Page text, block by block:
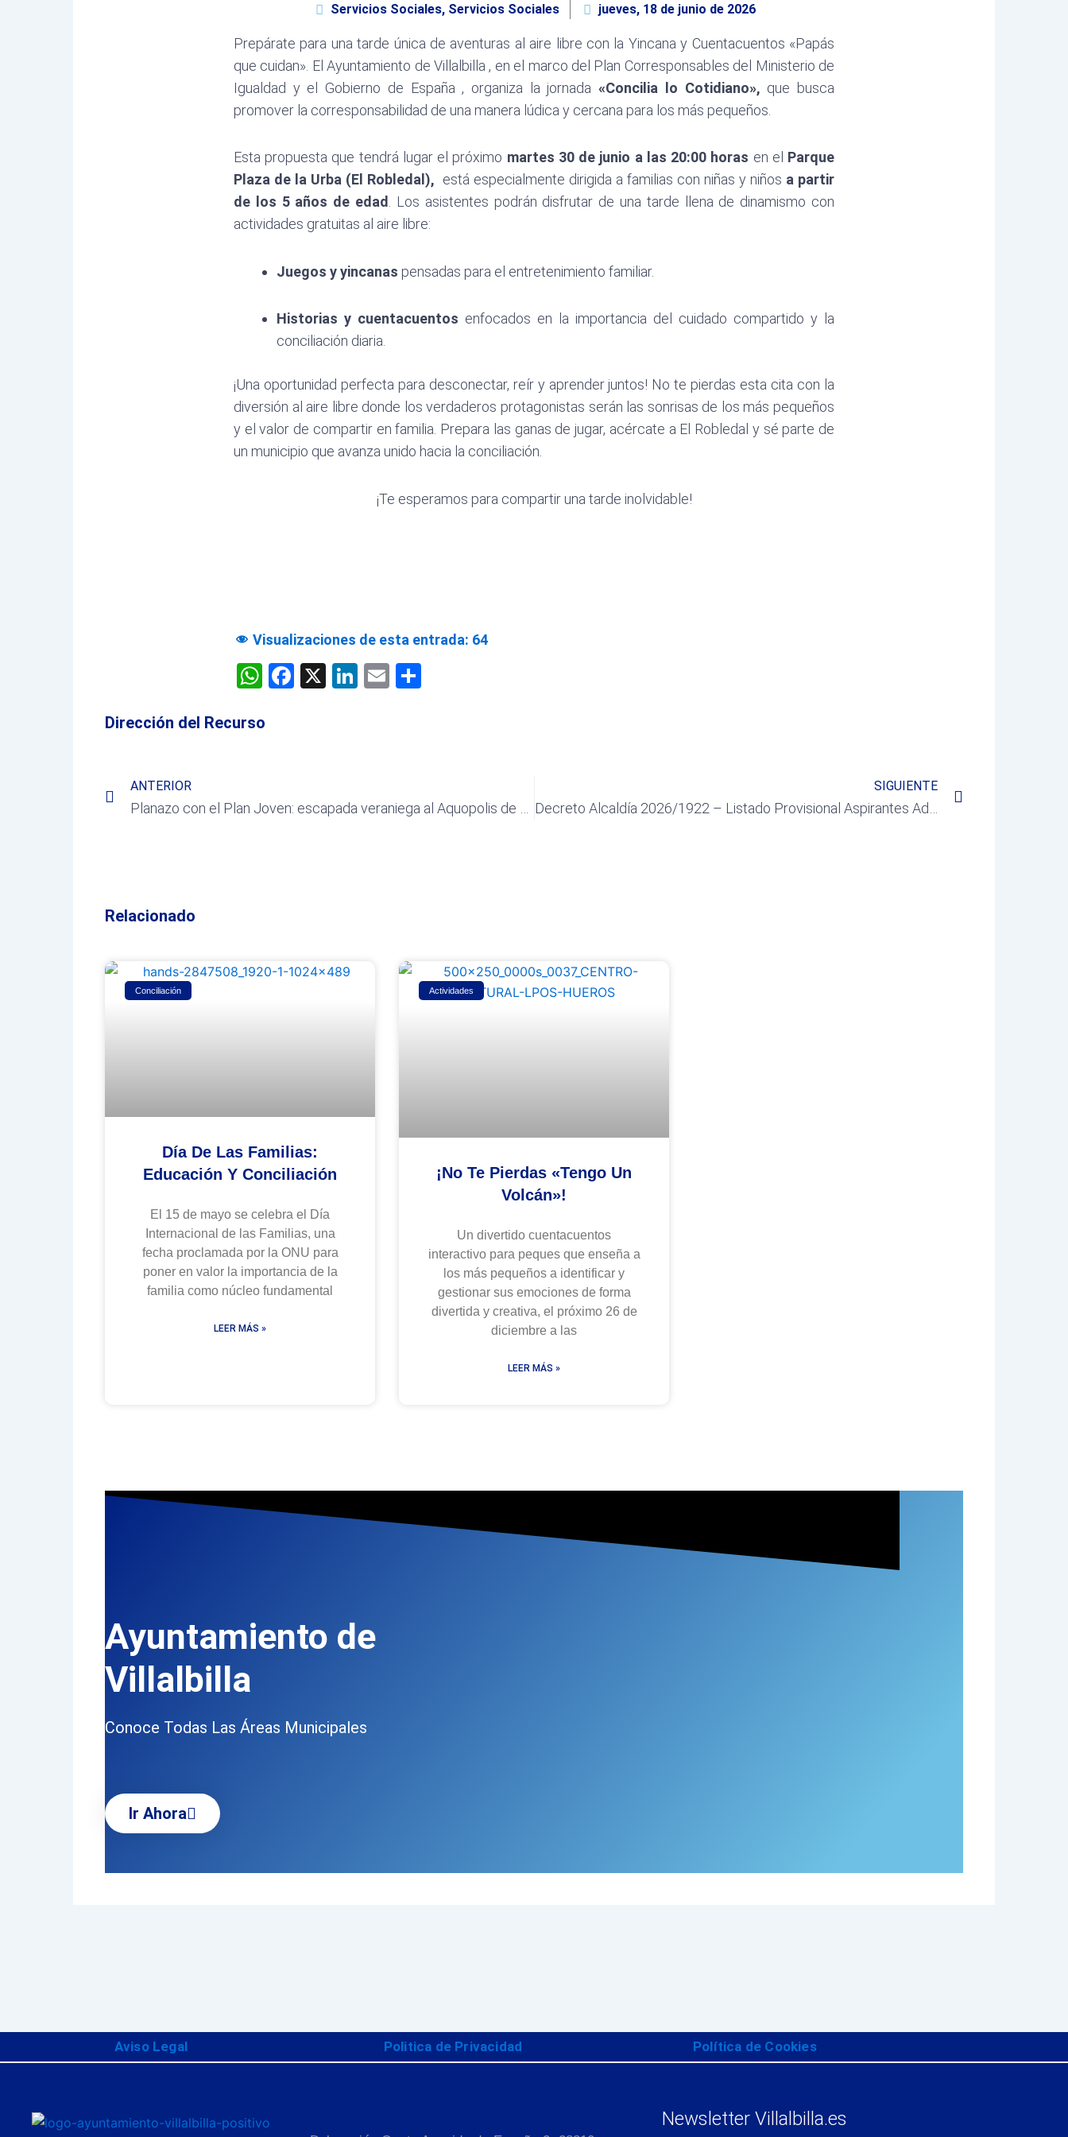
Servicios Sociales, Servicios Sociales jueves, 18 de junio de 2026
Prepárate para una tarde única de aventuras al aire libre con la Yincana y Cuentacuentos «Papás
que cuidan» El Ayuntamiento de Villalbilla , en el marco del Plan Corresponsables del Ministerio de
Igualdad y el Gobierno de España , organiza la jornada«Concilia lo Cotidiano», que busca
promover la corresponsabilidad de una manera lúdica y cercana para los más pequeños.
Esta propuesta que tendrá lugar el próximo martes 30 de junio a las 20:00 horas en el Parque
Plaza de la Urba (El Robledal), está especialmente dirigida a familias con niñas y niños a partir
de los 5 años de edad
. Los asistentes podrán disfrutar de una tarde llena de dinamismo con
actividades gratuitas al aire libre:
Juegos y yincanas pensadas para el entretenimiento familiar.
Historias y cuentacuentos enfocados en la importancia del cuidado compartido y la
conciliación diaria
¡Una oportunidad perfecta para desconectar, reír y aprender juntos! No te pierdas esta cita con la
diversión al aire libre donde los verdaderos protagonistas serán las sonrisas de los más pequeños
y el valor de compartir en familia Prepara las ganas de jugar, acércate a El Robledal y sé parte de
un municipio que avanza unido hacia la conciliación
¡Te esperamos para compartir una tarde inolvidable!
Visualizaciones de esta entrada: 64
WhatsApp
Facebook
X LinkedIn
Email
Dirección del Recurso
ANTERIOR SIGUIENTE
Relacionado
Conciliación
Día De Las Familias:
Educación Y Conciliación
El 15 de mayo se celebra el Día
Internacional de las Familias, una
fecha proclamada por la ONU para
poner en valor la importancia de la
familia como núcleo fundamental
LEER MÁS »
Actividades
¡No Te Pierdas «Tengo Un
Volcán»!
Un divertido cuentacuentos
interactivo para peques que enseña a
los más pequeños a identificar y
gestionar sus emociones de forma
divertida y creativa, el próximo 26 de
diciembre a las
LEER MÁS »
Ayuntamiento de
Villalbilla
Conoce Todas Las Áreas Municipales
Ir Ahora
Aviso Legal Politica de Privacidad Política de Cookies
Newsletter Villalbilla.es